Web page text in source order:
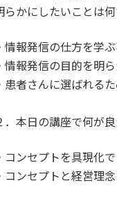
らかにしたいことは
情報発信の仕方を学ぶ
情報発信の目的を明
患者さんに選ばれる
．本日の講座で何が
コンセプトを具現化で
コンセプトと経営理